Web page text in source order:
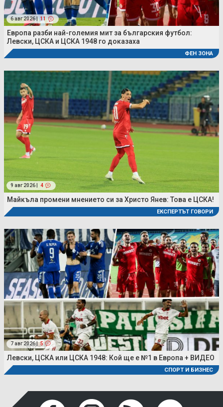
6 авг 2026 | 11
Европа разби най-големия мит за българския футбол:
Левски, ЦСКА и ЦСКА 1948 го доказаха
ФЕН ЗОНА
9 авг 2026 | 4
Майкъла промени мнението си за Христо Янев: Това е ЦСКА!
ЕКСПЕРТЪТ ГОВОРИ
7 авг 2026 | 5
Левски, ЦСКА или ЦСКА 1948: Кой ще е №1 в Европа + ВИДЕО
СПОРТ И БИЗНЕС